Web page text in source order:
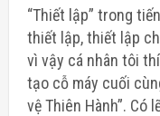
“Thiết lập” trong
thiết lập, thiết lập
vì vậy cá nhân tôi
tạo cỗ máy cuối
vệ Thiên Hành”. Có